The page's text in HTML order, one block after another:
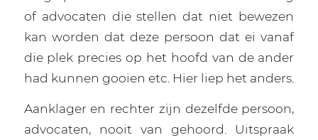
of advocaten die stellen dat niet bewezen
kan worden dat deze persoon dat ei vanaf
die plek precies op het hoofd van de ander
had kunnen gooien etc. Hier liep het anders.
Aanklager en rechter zijn dezelfde persoon,
advocaten, nooit van gehoord. Uitspraak